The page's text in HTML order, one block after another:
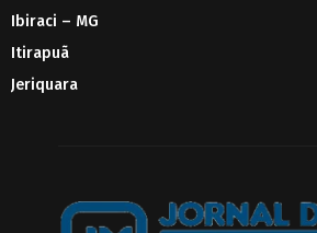
Ibiraci – MG
Itirapuã
Jeriquara